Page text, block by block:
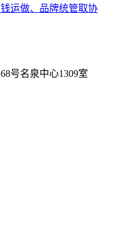
运做、品牌统管取协
号名泉中心1309室